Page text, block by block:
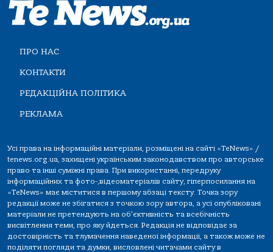
ПРО НАС
КОНТАКТИ
РЕДАКЦІЙНА ПОЛІТИКА
РЕКЛАМА
Усі права на інформаційні матеріали, розміщені на сайті «TeNews» /
tenews.org.ua, захищені українським законодавством про авторське
право та інші суміжні права. При використанні, передруку
інформаційних та фото-,відеоматеріалів сайту, гіперпосилання на
«TeNews» має міститися в першому абзаці тексту. Точка зору
редакції може не збігатися з точкою зору автора, а усі опубліковані
матеріали не претендують на об'єктивність та всебічність
висвітлення теми, про яку йдеться. Редакція не відповідає за
достовірність та тлумачення наведеної інформації, а також може не
поділяти погляди та думки, висловлені читачами сайту в